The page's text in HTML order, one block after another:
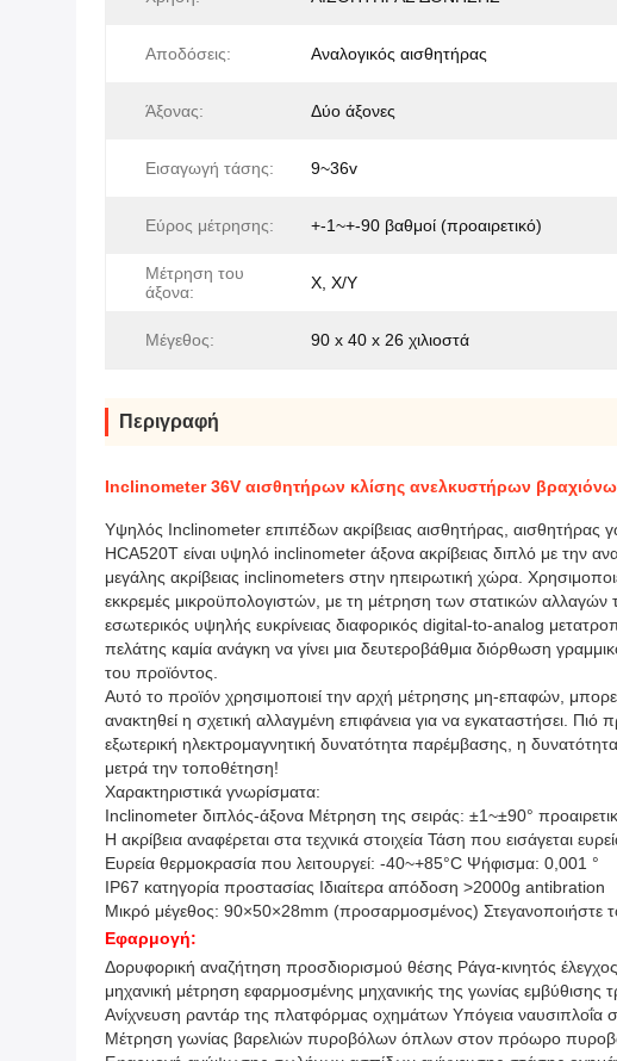
Αποδόσεις: Αναλογικός αισθητήρας
Άξονας: Δύο άξονες
Εισαγωγή τάσης: 9~36v
Εύρος μέτρησης: +-1~+-90 βαθμοί (προαιρετικό)
Μέτρηση του
άξονα:
Χ, Χ/Υ
Μέγεθος: 90 x 40 x 26 χιλιοστά
Περιγραφή
Inclinometer 36V αισθητήρων κλίσης ανελκυστήρων
Υψηλός Inclinometer επιπέδων ακρίβειας αισθητήρας, αισθητήρας
HCA520T είναι υψηλό inclinometer άξονα ακρίβειας διπλό με την
μεγάλης ακρίβειας inclinometers στην ηπειρωτική χώρα.
εκκρεμές μικροϋπολογιστών, με τη μέτρηση των στατικών
εσωτερικός υψηλής ευκρίνειας διαφορικός digital-to-analog
πελάτης καμία ανάγκη να γίνει μια δευτεροβάθμια διόρθωση
του προϊόντος.
Αυτό το προϊόν χρησιμοποιεί την αρχή μέτρησης μη-επαφών,
ανακτηθεί η σχετική αλλαγμένη επιφάνεια για να εγκαταστήσει.
εξωτερική ηλεκτρομαγνητική δυνατότητα παρέμβασης, η
μετρά την τοποθέτηση!
Χαρακτηριστικά γνωρίσματα:
Inclinometer διπλός-άξονα Μέτρηση της σειράς: ±1~±90°
Η ακρίβεια αναφέρεται στα τεχνικά στοιχεία Τάση που εισάγεται
Ευρεία θερμοκρασία που λειτουργεί: -40~+85°C Ψήφισμα: 0,001 °
IP67 κατηγορία προστασίας Ιδιαίτερα απόδοση >2000g antibration
Μικρό μέγεθος: 90×50×28mm (προσαρμοσμένος) Στεγανοποιήστε
Εφαρμογή:
Δορυφορική αναζήτηση προσδιορισμού θέσης Ράγα-κινητός έλεγχος
μηχανική μέτρηση εφαρμοσμένης μηχανικής της γωνίας
Ανίχνευση ραντάρ της πλατφόρμας οχημάτων Υπόγεια ναυσιπλοΐα
Μέτρηση γωνίας βαρελιών πυροβόλων όπλων στον πρόωρο